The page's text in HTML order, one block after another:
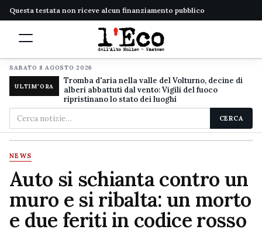
Questa testata non riceve alcun finanziamento pubblico
SABATO 8 AGOSTO 2026
ULTIM'ORA
Tromba d'aria nella valle del Volturno, decine di
alberi abbattuti dal vento: Vigili del fuoco
ripristinano lo stato dei luoghi
Cerca
nel
sito
CERCA
NEWS
Auto si schianta contro un
muro e si ribalta: un morto
e due feriti in codice rosso